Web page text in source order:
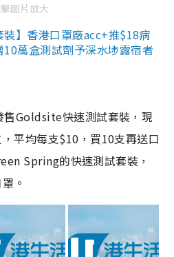
圖片放大
】香港口罩廠acc+推$18病
萬盒測試劑予深水埗露宿者
售Goldsite快速測試套裝，現
平均每支$10，買10支再送口
Spring的快速測試套裝，
。